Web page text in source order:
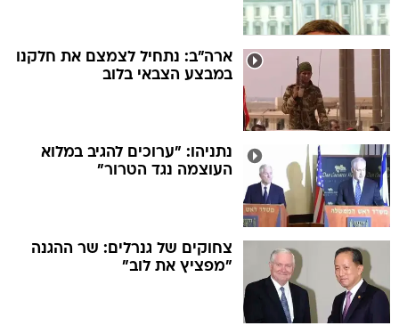
ארה"ב: נתחיל לצמצם את חלקנו
במבצע הצבאי בלוב
נתניהו: "ערוכים להגיב במלוא
העוצמה נגד הטרור"
צחוקים של גנרלים: שר ההגנה
"מפציץ את לוב"